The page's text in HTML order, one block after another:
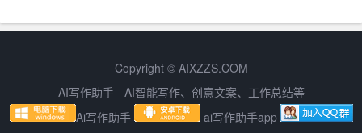
历和能力。一旦被发现，可能会影响你的求职形象。
3. 检查修改
Copyright © AIXZZS.COM
AI写作助手 - AI智能写作、创意文案、工作总结等
Ai写作助手
ai写作助手app